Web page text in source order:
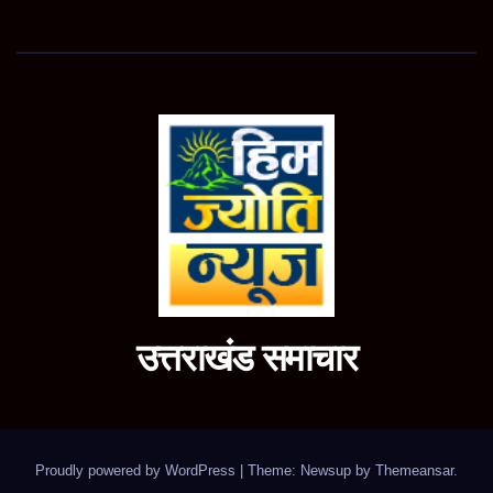
उत्तराखंड समाचार
Proudly powered by WordPress Theme: Newsup by Themeansar.